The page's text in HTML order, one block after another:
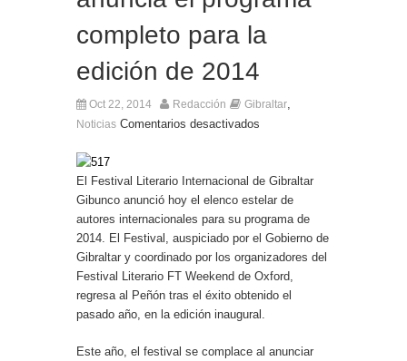
completo para la
edición de 2014
Oct 22, 2014 Redacción Gibraltar,
Noticias Comentarios desactivados
El Festival Literario Internacional de Gibraltar
Gibunco anunció hoy el elenco estelar de
autores internacionales para su programa de
2014. El Festival, auspiciado por el Gobierno de
Gibraltar y coordinado por los organizadores del
Festival Literario FT Weekend de Oxford,
regresa al Peñón tras el éxito obtenido el
pasado año, en la edición inaugural.
Este año, el festival se complace al anunciar